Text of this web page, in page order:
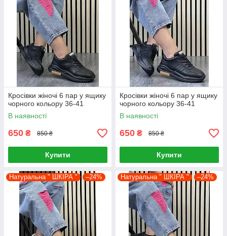
Кросівки жіночі 6 пар у ящику
чорного кольору 36-41
В наявності
650 ₴ 850 ₴
Купити
Кросівки жіночі 6 пар у ящику
чорного кольору 36-41
В наявності
650 ₴ 850 ₴
Купити
Натуральна " ШКІРА " –24% Натуральна " ШКІРА " –24%